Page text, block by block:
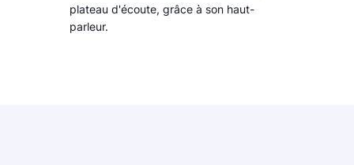
plateau d'écoute, grâce à son haut-
parleur.